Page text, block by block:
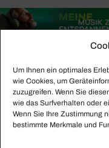
Um Ihnen ein optimales
wie Cookies, um
zuzugreifen. Wenn Sie
wie das Surfverhalten oder
Wenn Sie Ihre Zustimmung
bestimmte Merkmale und